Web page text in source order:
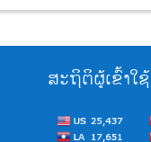
ສະຖິຕິຜູ້ເຂົ້າໃຊ້